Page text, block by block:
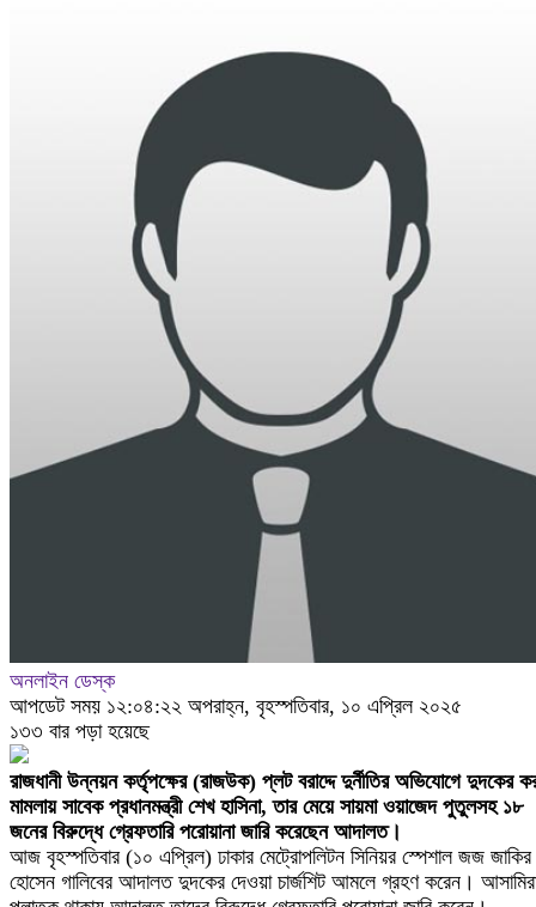
কালীগঞ্জে মাদকসেবীকে কারাদণ্ড ও অর্থদণ্ড
আওয়ামী লীগ আমলে এক তৃতীয়াংশ অর্থ লোপাট হওয়ায় ২ কোটি
জানিয়েছে গভর্নর
সরকারকে ব্যর্থ করতে দেশের বিরুদ্ধে একটি দল চক্রান্ত করছে
দেশের বাজারে ফের বড় ধাক্কা: এক লাফে অনেকটা বাড়ল স্বর্ণের
বিচার প্রক্রিয়া শুরু: হাছান-নওফেলসহ ২২ আসামির বিরুদ্ধে
অনলাইন ডেস্ক
আপডেট সময় ১২:০৪:২২ অপরাহ্ন, বৃহস্পতিবার, ১০ এপ্রিল ২০২৫
১৩৩ বার পড়া হয়েছে
রাজধানী উন্নয়ন কর্তৃপক্ষের (রাজউক) প্লট বরাদ্দে দুর্নীতির অভিযোগে দুদকের
মামলায় সাবেক প্রধানমন্ত্রী শেখ হাসিনা, তার মেয়ে সায়মা ওয়াজেদ পুতুলসহ ১৮
জনের বিরুদ্ধে গ্রেফতারি পরোয়ানা জারি করেছেন আদালত।
আজ বৃহস্পতিবার (১০ এপ্রিল) ঢাকার মেট্রোপলিটন সিনিয়র স্পেশাল জজ জাকির
হোসেন গালিবের আদালত দুদকের দেওয়া চার্জশিট আমলে গ্রহণ করেন।